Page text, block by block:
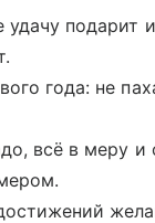
подарит
года: не
всё в меру и